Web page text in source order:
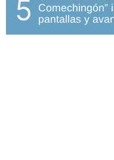
5
Comechingón”
pantallas y